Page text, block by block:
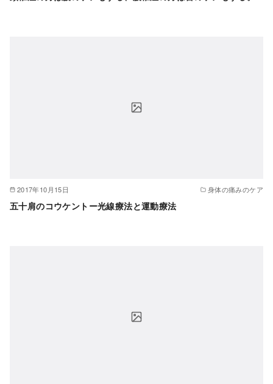
2017年10月15日 身体の痛みのケア
五十肩のコウケントー光線療法と運動療法